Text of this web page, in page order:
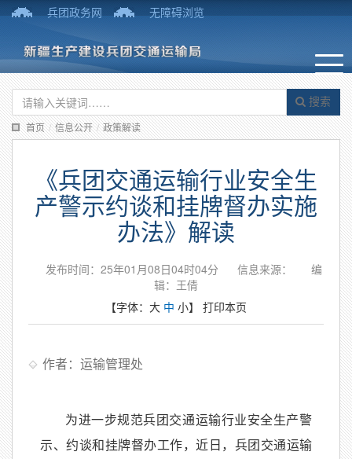
兵团政务网 无障碍浏览
搜索
首页 / 信息公开 / 政策解读
《兵团交通运输行业安全生
产警示约谈和挂牌督办实施
办法》解读
发布时间：25年01月08日04时04分 信息来源：
编
辑：王倩
【字体： 大 中 小】 打印本页
作者：运输管理处
为进一步规范兵团交通运输行业安全生产警
示、约谈和挂牌督办工作，近日，兵团交通运输